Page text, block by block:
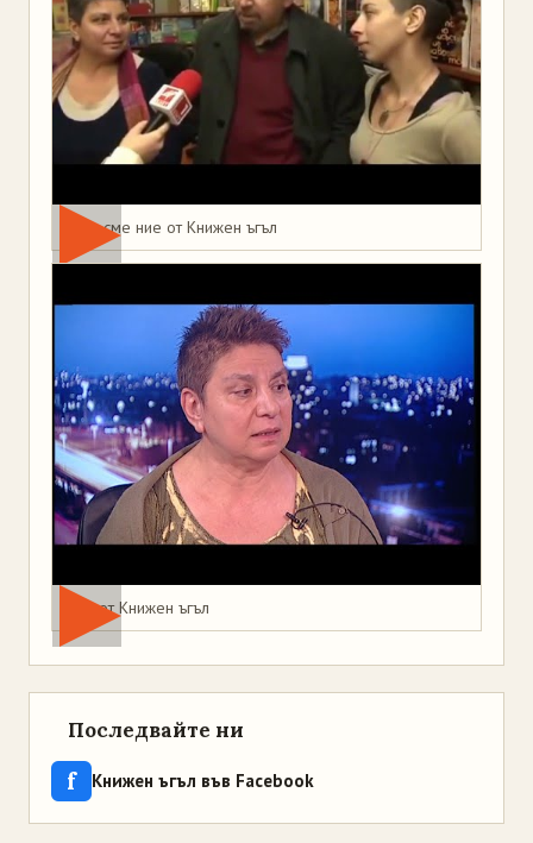
Това сме ние от Книжен ъгъл
Мая от Книжен ъгъл
Последвайте ни
f Книжен ъгъл във Facebook